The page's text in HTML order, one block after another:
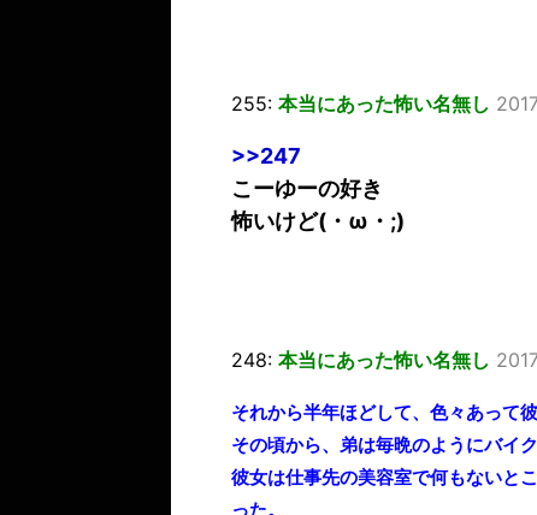
255: 本当にあった怖い名無し
>>247
こーゆーの好き
怖いけど(・ω・;)
248: 本当にあった怖い名無し
それから半年ほどして、色々あって
その頃から、弟は毎晩のようにバイ
彼女は仕事先の美容室で何もないと
った。